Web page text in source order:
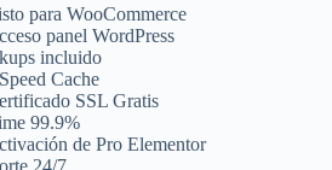
para WooCommerce
panel WordPress
incluido
Cache
SSL Gratis
99.9%
de Pro Elementor
24/7